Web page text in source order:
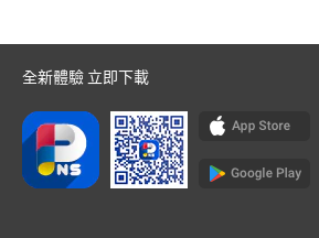
全新體驗 立即下載